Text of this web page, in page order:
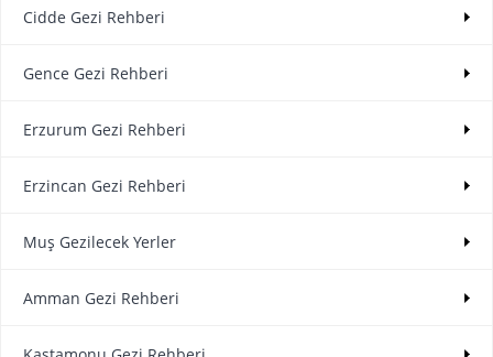
Cidde Gezi Rehberi
Gence Gezi Rehberi
Erzurum Gezi Rehberi
Erzincan Gezi Rehberi
Muş Gezilecek Yerler
Amman Gezi Rehberi